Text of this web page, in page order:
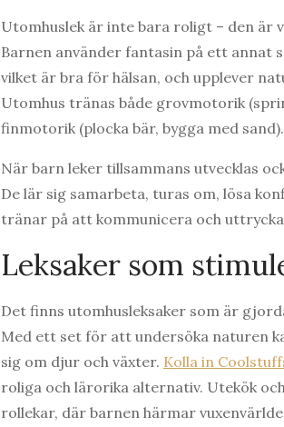
Utomhuslek är inte bara roligt – den är
Barnen använder fantasin på ett annat
vilket är bra för hälsan, och upplever
Utomhus tränas både grovmotorik
finmotorik (plocka bär, bygga med sand).
När barn leker tillsammans utvecklas
De lär sig samarbeta, turas om, lösa
tränar på att kommunicera och
Leksaker som
Det finns utomhusleksaker som är
Med ett set för att undersöka naturen
sig om djur och växter. Kolla in
roliga och lärorika alternativ. Utekök
rollekar, där barnen härmar